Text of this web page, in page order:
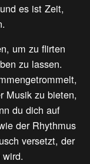
es ist Zeit,
um zu flirten
zu lassen.
Musik zu bieten,
du dich auf
der Rhythmus
versetzt, der